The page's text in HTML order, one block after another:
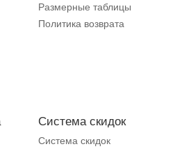
Размерные таблицы
Политика возврата
Система скидок
Система скидок